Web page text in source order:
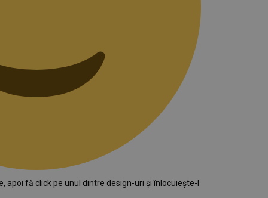
apoi fă click pe unul dintre design-uri și înlocuiește-l